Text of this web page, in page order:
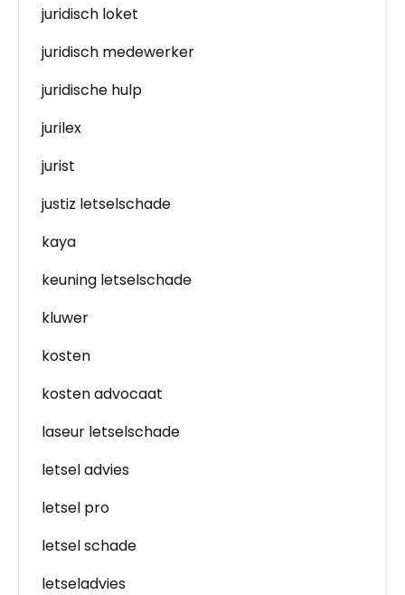
juridisch loket
juridisch medewerker
juridische hulp
jurilex
jurist
justiz letselschade
kaya
keuning letselschade
kluwer
kosten
kosten advocaat
laseur letselschade
letsel advies
letsel pro
letsel schade
letseladvies